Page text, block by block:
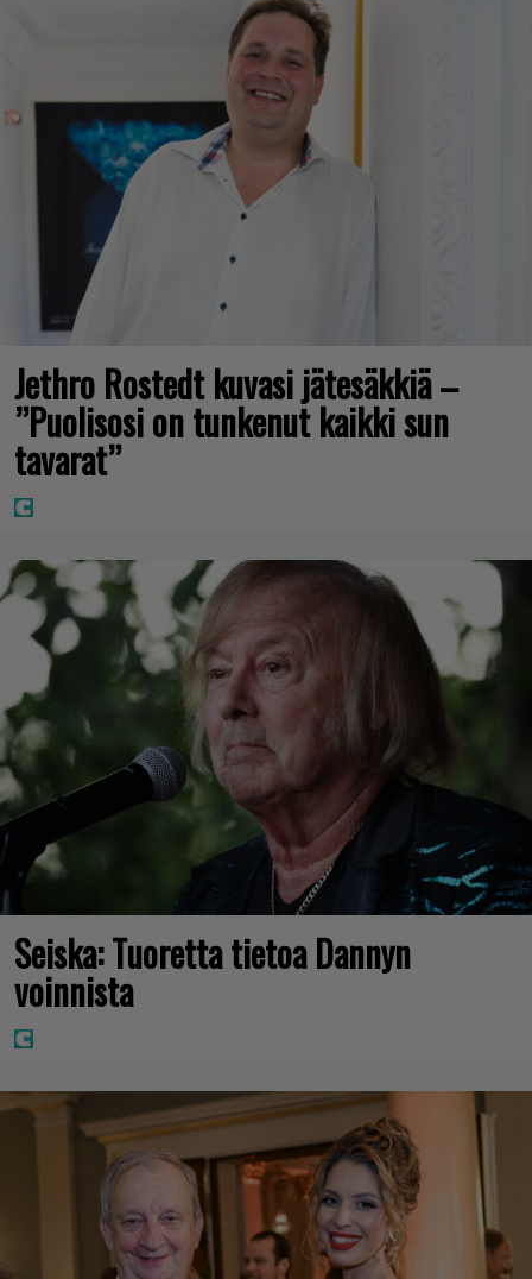
Jethro Rostedt kuvasi jätesäkkiä –
”Puolisosi on tunkenut kaikki sun
tavarat”
Seiska: Tuoretta tietoa Dannyn
voinnista